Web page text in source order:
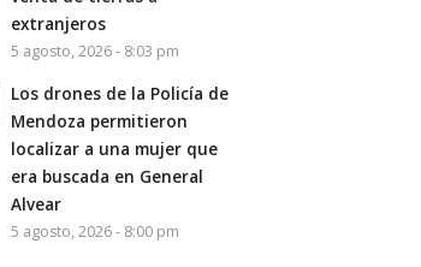
extranjeros
5 agosto, 2026 - 8:03 pm
Los drones de la Policía de
Mendoza permitieron
localizar a una mujer que
era buscada en General
Alvear
5 agosto, 2026 - 8:00 pm